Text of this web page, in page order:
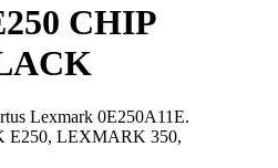
CHIP
Lexmark 0E250A11E.
E250, LEXMARK 350,